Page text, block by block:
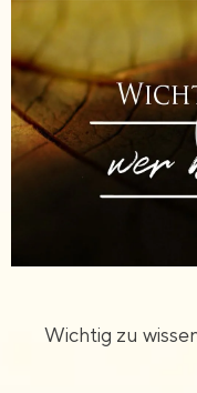
Wichtig zu